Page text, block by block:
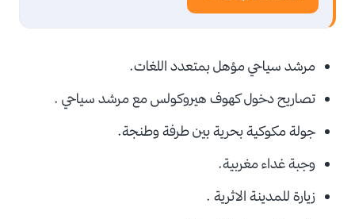
مرشد سياحي مؤهل بمتعدد اللغات.
تصاريح دخول كهوف هيروكولس مع مرشد سياحي .
جولة مكوكية بحرية بين طرفة وطنجة.
وجبة غداء مغربية.
زيارة للمدينة الاثرية .